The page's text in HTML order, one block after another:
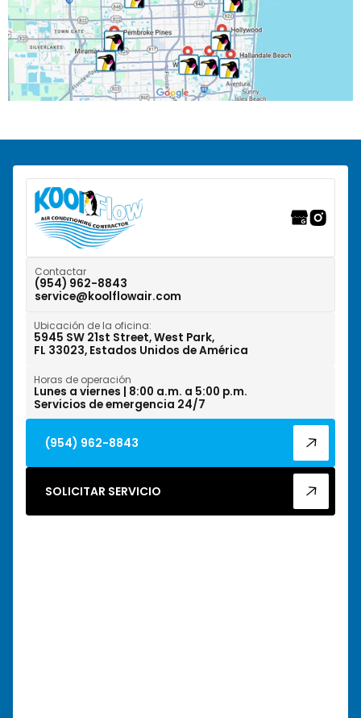
Parkland, FL
Pembroke Park, FL
Pembroke Pines, FL
Riverwalk Fort Lauderdale, FL
Tamarac, FL
Weston, FL
West Park, FL
Wilton Manors, FL
Contactar
(954) 962-8843
service@koolflowair.com
Ubicación de la oficina:
5945 SW 21st Street, West Park,
FL 33023, Estados Unidos de América
Horas de operación
Lunes a viernes | 8:00 a.m. a 5:00 p.m.
Servicios de emergencia 24/7
(954) 962-8843
SOLICITAR SERVICIO